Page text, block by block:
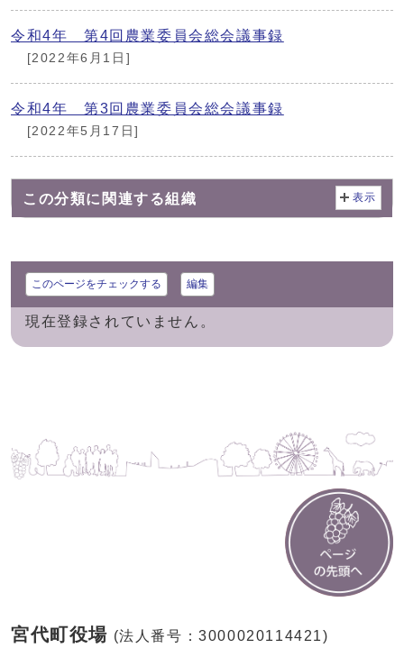
令和4年 第4回農業委員会総会議事録
[2022年6月1日]
令和4年 第3回農業委員会総会議事録
[2022年5月17日]
この分類に関連する組織 表示
このページをチェックする 編集
現在登録されていません。
宮代町役場 (法人番号：3000020114421)